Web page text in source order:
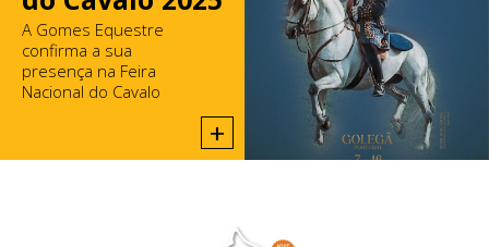
A Gomes Equestre
confirma a sua
presença na Feira
Nacional do Cavalo
+